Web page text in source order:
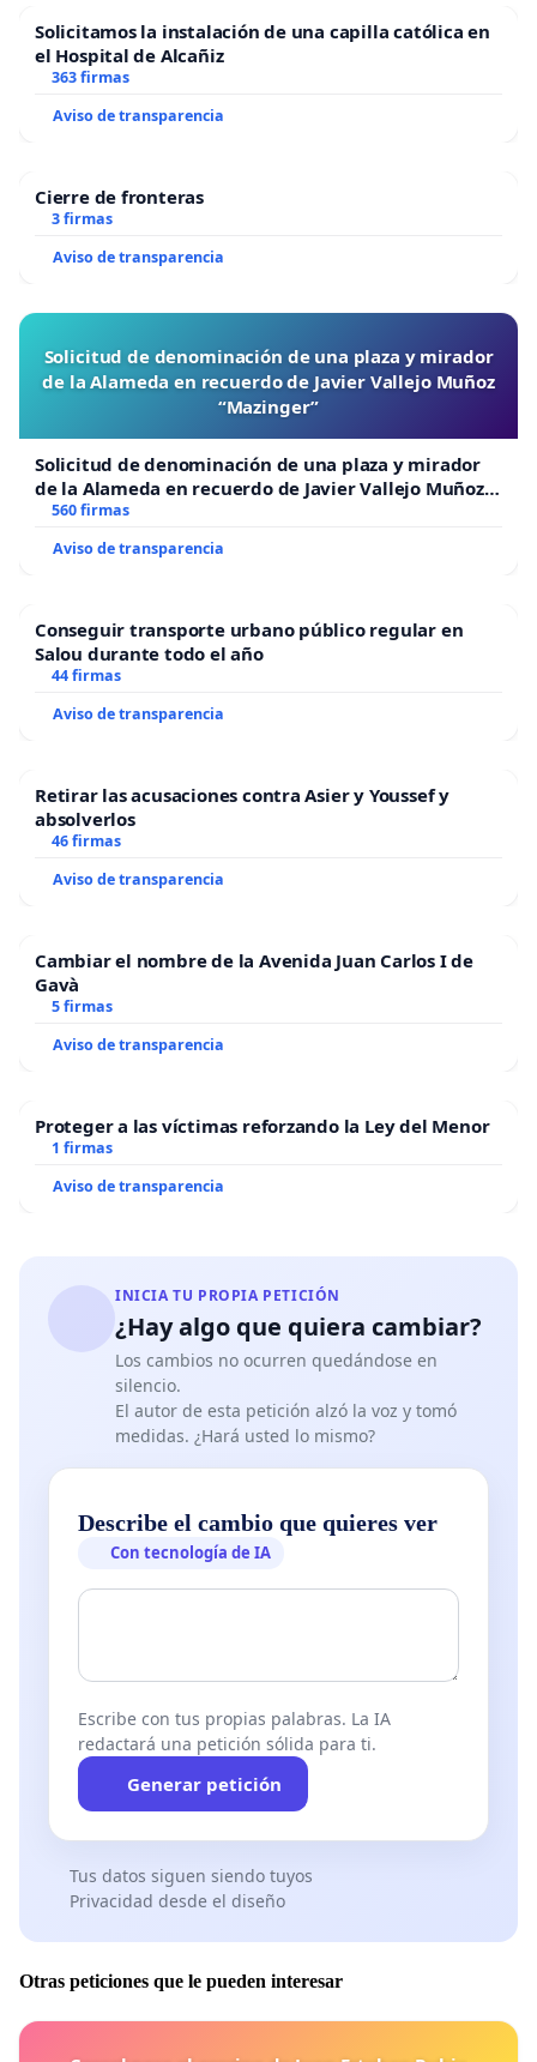
Solicitamos la instalación de una capilla católica en
el Hospital de Alcañiz
363 firmas
Aviso de transparencia
Cierre de fronteras
3 firmas
Aviso de transparencia
Solicitud de denominación de una plaza y mirador
de la Alameda en recuerdo de Javier Vallejo Muñoz
“Mazinger”
Solicitud de denominación de una plaza y mirador
de la Alameda en recuerdo de Javier Vallejo Muñoz
“Mazinger”
560 firmas
Aviso de transparencia
Conseguir transporte urbano público regular en
Salou durante todo el año
44 firmas
Aviso de transparencia
Retirar las acusaciones contra Asier y Youssef y
absolverlos
46 firmas
Aviso de transparencia
Cambiar el nombre de la Avenida Juan Carlos I de
Gavà
5 firmas
Aviso de transparencia
Proteger a las víctimas reforzando la Ley del Menor
1 firmas
Aviso de transparencia
INICIA TU PROPIA PETICIÓN
¿Hay algo que quiera cambiar?
Los cambios no ocurren quedándose en
silencio.
El autor de esta petición alzó la voz y tomó
medidas. ¿Hará usted lo mismo?
Describe el cambio que quieres ver
Con tecnología de IA
Escribe con tus propias palabras. La IA
redactará una petición sólida para ti.
Generar petición
Tus datos siguen siendo tuyos
Privacidad desde el diseño
Otras peticiones que le pueden interesar